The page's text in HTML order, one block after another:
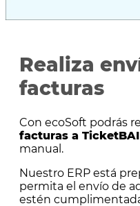
Realiza
facturas
Con ecoSoft podrás
facturas a
manual.
Nuestro ERP está
permita el envío de
estén